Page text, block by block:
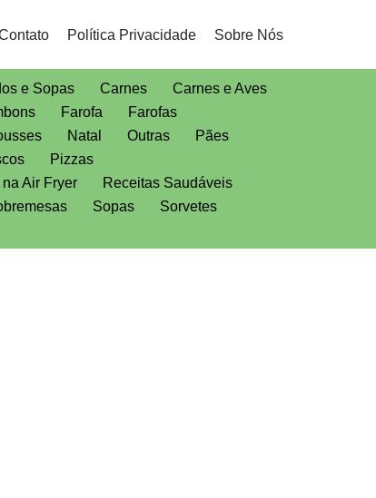
Política Privacidade Sobre Nós
e Sopas Carnes
Carnes e Aves
Farofa
Farofas
Natal Outras
Pães
Pizzas
Air Fryer
Receitas Saudáveis
Sopas
Sorvetes